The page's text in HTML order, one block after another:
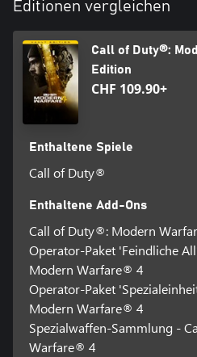
Unter Umständen wird zusätzlicher
Spiel-Updates benötigt.
Mehr Informationen findet ihr auf
©/TM/® 2025-2026 Activision
Technologie'). Id-Technologie ©
Editionen vergleichen
Call of Duty®:
Edition
CHF 109.90+
Enthaltene Spiele
Call of Duty®
Enthaltene Add-Ons
Call of Duty®: Modern
Operator-Paket 'Feindliche
Modern Warfare® 4
Operator-Paket
Modern Warfare® 4
Spezialwaffen-Sammlung -
Warfare® 4